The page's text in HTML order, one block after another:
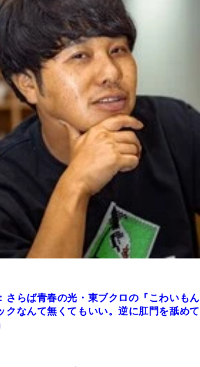
さらば青春の光・東ブクロの『こわいもん
クなんて無くてもいい。逆に肛門を舐めて